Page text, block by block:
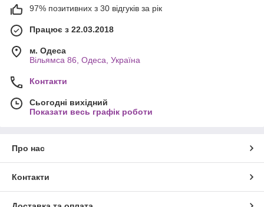
97% позитивних з 30 відгуків за рік
Працює з 22.03.2018
м. Одеса
Вільямса 86, Одеса, Україна
Контакти
Сьогодні вихідний
Показати весь графік роботи
Про нас
Контакти